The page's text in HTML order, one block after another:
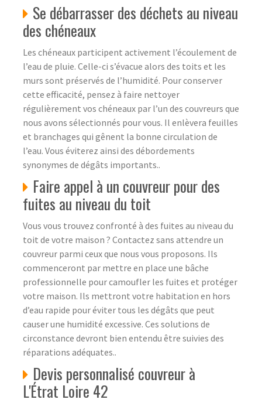
Se débarrasser des déchets au niveau
des chéneaux
Les chéneaux participent activement l’écoulement de
l’eau de pluie. Celle-ci s’évacue alors des toits et les
murs sont préservés de l’humidité. Pour conserver
cette efficacité, pensez à faire nettoyer
régulièrement vos chéneaux par l’un des couvreurs que
nous avons sélectionnés pour vous. Il enlèvera feuilles
et branchages qui gênent la bonne circulation de
l’eau. Vous éviterez ainsi des débordements
synonymes de dégâts importants..
Faire appel à un couvreur pour des
fuites au niveau du toit
Vous vous trouvez confronté à des fuites au niveau du
toit de votre maison ? Contactez sans attendre un
couvreur parmi ceux que nous vous proposons. Ils
commenceront par mettre en place une bâche
professionnelle pour camoufler les fuites et protéger
votre maison. Ils mettront votre habitation en hors
d’eau rapide pour éviter tous les dégâts que peut
causer une humidité excessive. Ces solutions de
circonstance devront bien entendu être suivies des
réparations adéquates..
Devis personnalisé couvreur à
L'Étrat Loire 42